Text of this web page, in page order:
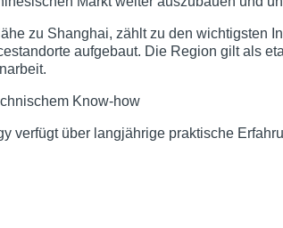
zu Shanghai, zählt zu den wichtigsten
aufgebaut. Die Region gilt als
Know‑how
verfügt über langjährige praktische